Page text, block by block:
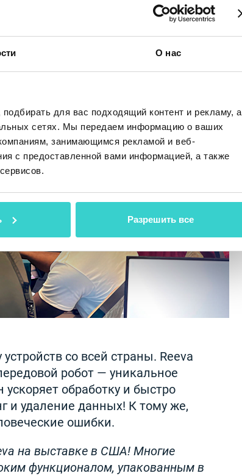
О нас
для вас подходящий контент и рекламу, а
сетях. Мы передаем информацию о ваших
занимающимся рекламой и веб-
с предоставленной вами информацией, а также
Разрешить все
со всей страны. Reeva
робот — уникальное
обработку и быстро
и удаление данных! К тому же,
ошибки.
на выставке в США! Многие
функционалом, упакованным в